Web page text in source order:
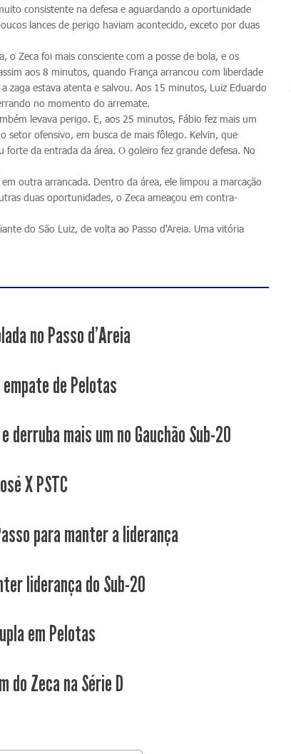
consistente na defesa e aguardando a oportunidade
lances de perigo haviam acontecido, exceto por duas
o Zeca foi mais consciente com a posse de bola, e os
aos 8 minutos, quando França arrancou com liberdade
zaga estava atenta e salvou. Aos 15 minutos, Luiz Eduardo
no momento do arremate.
levava perigo. E, aos 25 minutos, Fábio fez mais um
setor ofensivo, em busca de mais fôlego. Kelvin, que
da entrada da área. O goleiro fez grande defesa. No
outra arrancada. Dentro da área, ele limpou a marcação
duas oportunidades, o Zeca ameaçou em contra-
do São Luiz, de volta ao Passo d'Areia. Uma vitória
no Passo d'Areia
de Pelotas
mais um no Gauchão Sub-20
X PSTC
para manter a liderança
liderança do Sub-20
em Pelotas
do Zeca na Série D